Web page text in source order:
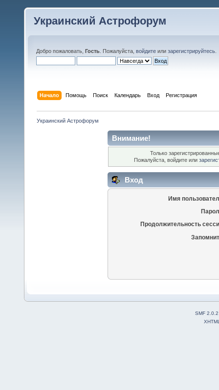
Украинский Астрофорум
Добро пожаловать, Гость . Пожалуйста, войдите или зарегистрируйтесь
Начало Помощь Поиск Календарь Вход Регистрация
Украинский Астрофорум
Внимание!
Только
Пожалуйста, войдите или
Вход
Имя
Продолжительность
SMF 2.0.2